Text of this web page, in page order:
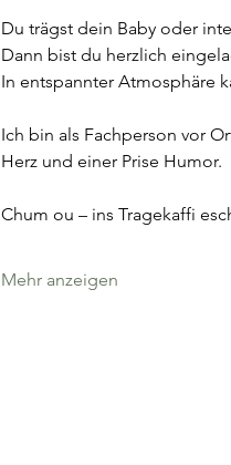
Du trägst dein Baby oder
Dann bist du herzlich
In entspannter Atmosphäre
Ich bin als Fachperson vor
Herz und einer Prise Humor.
Chum ou – ins Tragekaffi
Mehr anzeigen